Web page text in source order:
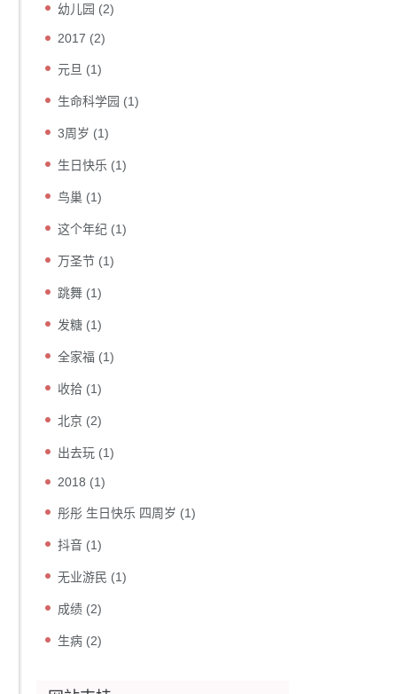
幼儿园 (2)
2017 (2)
元旦 (1)
生命科学园 (1)
3周岁 (1)
生日快乐 (1)
鸟巢 (1)
这个年纪 (1)
万圣节 (1)
跳舞 (1)
发糖 (1)
全家福 (1)
收拾 (1)
北京 (2)
出去玩 (1)
2018 (1)
彤彤 生日快乐 四周岁 (1)
抖音 (1)
无业游民 (1)
成绩 (2)
生病 (2)